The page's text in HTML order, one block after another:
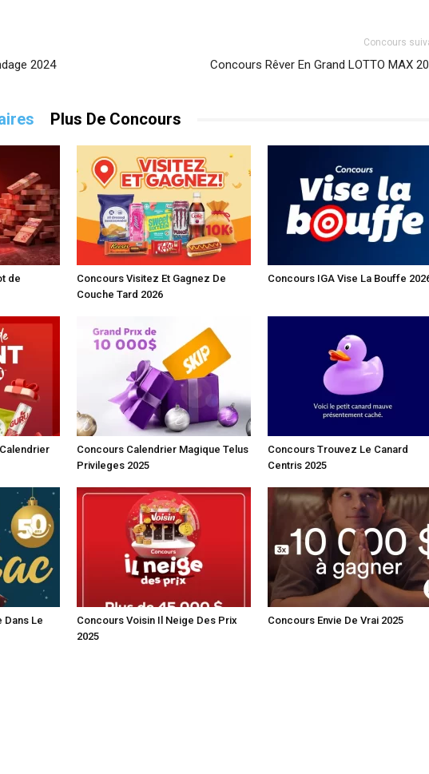
2024
Concours
Concours Rêver En Grand LOTTO MAX
Plus De Concours
de
Concours Visitez Et Gagnez De
Couche Tard 2026
Concours IGA Vise La Bouffe
Concours Calendrier Magique Telus
Privileges 2025
Concours Trouvez Le Canard
Centris 2025
Dans Le
Concours Voisin Il Neige Des Prix
2025
Concours Envie De Vrai 2025